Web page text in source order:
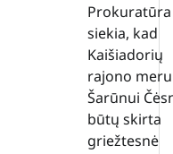
Prokuratūra
siekia, kad
Kaišiadorių
rajono
Šarūnui
būtų skirta
griežtesnė